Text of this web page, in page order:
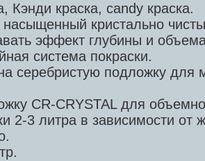
Кэнди краска, candy краска.
кристально
эффект глубины и
система покраски.
серебристую подложку для
CR-CRYSTAL для
2-3 литра в зависимости от